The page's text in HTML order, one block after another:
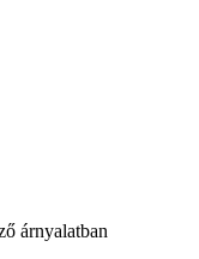
árnyalatban